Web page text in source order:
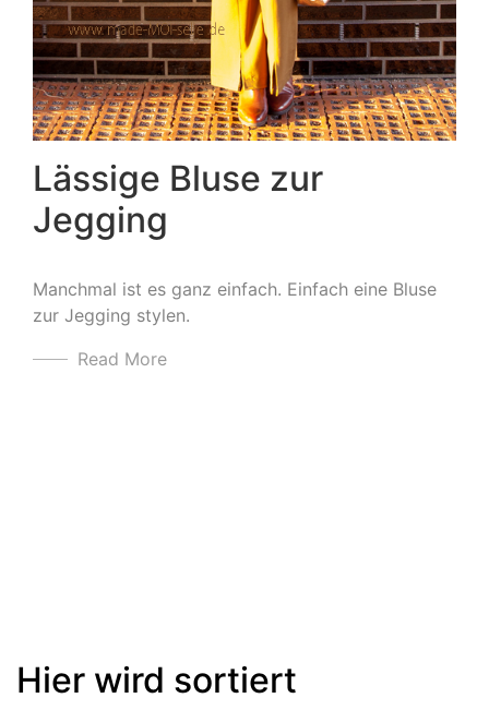
Lässige Bluse zur
Jegging
Manchmal ist es ganz einfach. Einfach eine Bluse
zur Jegging stylen.
Read More
Hier wird sortiert